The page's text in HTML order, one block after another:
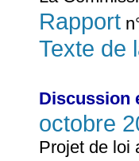
Rapport
Texte de
Discussion
octobre
Projet de loi